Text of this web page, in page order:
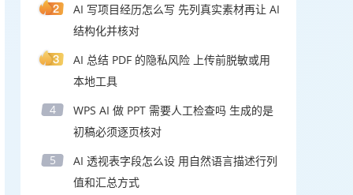
AI 写项目经历怎么写 先列真实素材再让 AI
结构化并核对
AI 总结 PDF 的隐私风险 上传前脱敏或用
本地工具
4
WPS AI 做 PPT 需要人工检查吗 生成的是
初稿必须逐页核对
5
AI 透视表字段怎么设 用自然语言描述行列
值和汇总方式